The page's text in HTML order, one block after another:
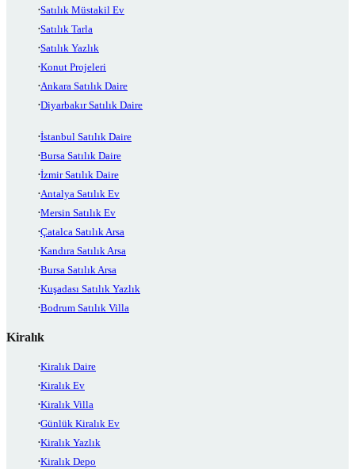
Satılık Müstakil Ev
Satılık Tarla
Satılık Yazlık
Konut Projeleri
Ankara Satılık Daire
Diyarbakır Satılık Daire
İstanbul Satılık Daire
Bursa Satılık Daire
İzmir Satılık Daire
Antalya Satılık Ev
Mersin Satılık Ev
Çatalca Satılık Arsa
Kandıra Satılık Arsa
Bursa Satılık Arsa
Kuşadası Satılık Yazlık
Bodrum Satılık Villa
Kiralık
Kiralık Daire
Kiralık Ev
Kiralık Villa
Günlük Kiralık Ev
Kiralık Yazlık
Kiralık Depo